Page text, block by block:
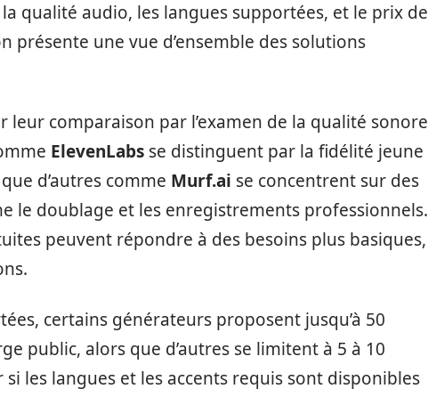
qualité audio, les langues supportées, et le prix de
présente une vue d’ensemble des solutions
comparaison par l’examen de la qualité sonore
ElevenLabs se distinguent par la fidélité jeune
d’autres comme Murf.ai se concentrent sur des
le doublage et les enregistrements professionnels.
peuvent répondre à des besoins plus basiques,
certains générateurs proposent jusqu’à 50
public, alors que d’autres se limitent à 5 à 10
les langues et les accents requis sont disponibles